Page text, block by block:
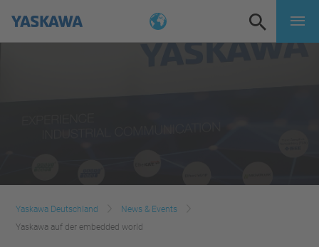
Yaskawa Deutschland
News & Events
Yaskawa auf der embedded world